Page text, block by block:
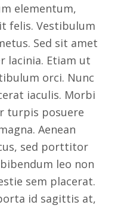
elementum,
felis. Vestibulum
Sed sit amet
lacinia. Etiam ut
orci. Nunc
iaculis. Morbi
turpis posuere
Aenean
sed porttitor
leo non
sem placerat.
id sagittis at,